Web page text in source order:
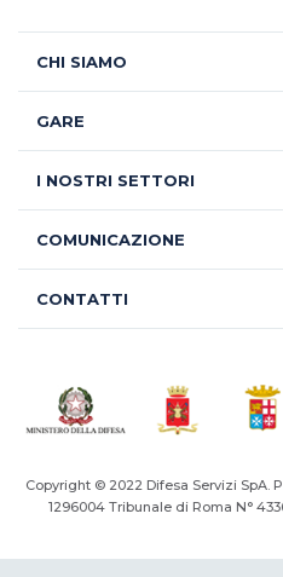
CHI SIAMO
GARE
I NOSTRI SETTORI
COMUNICAZIONE
CONTATTI
Copyright © 2022 Difesa Servizi SpA.
1296004Tribunale di Roma N°